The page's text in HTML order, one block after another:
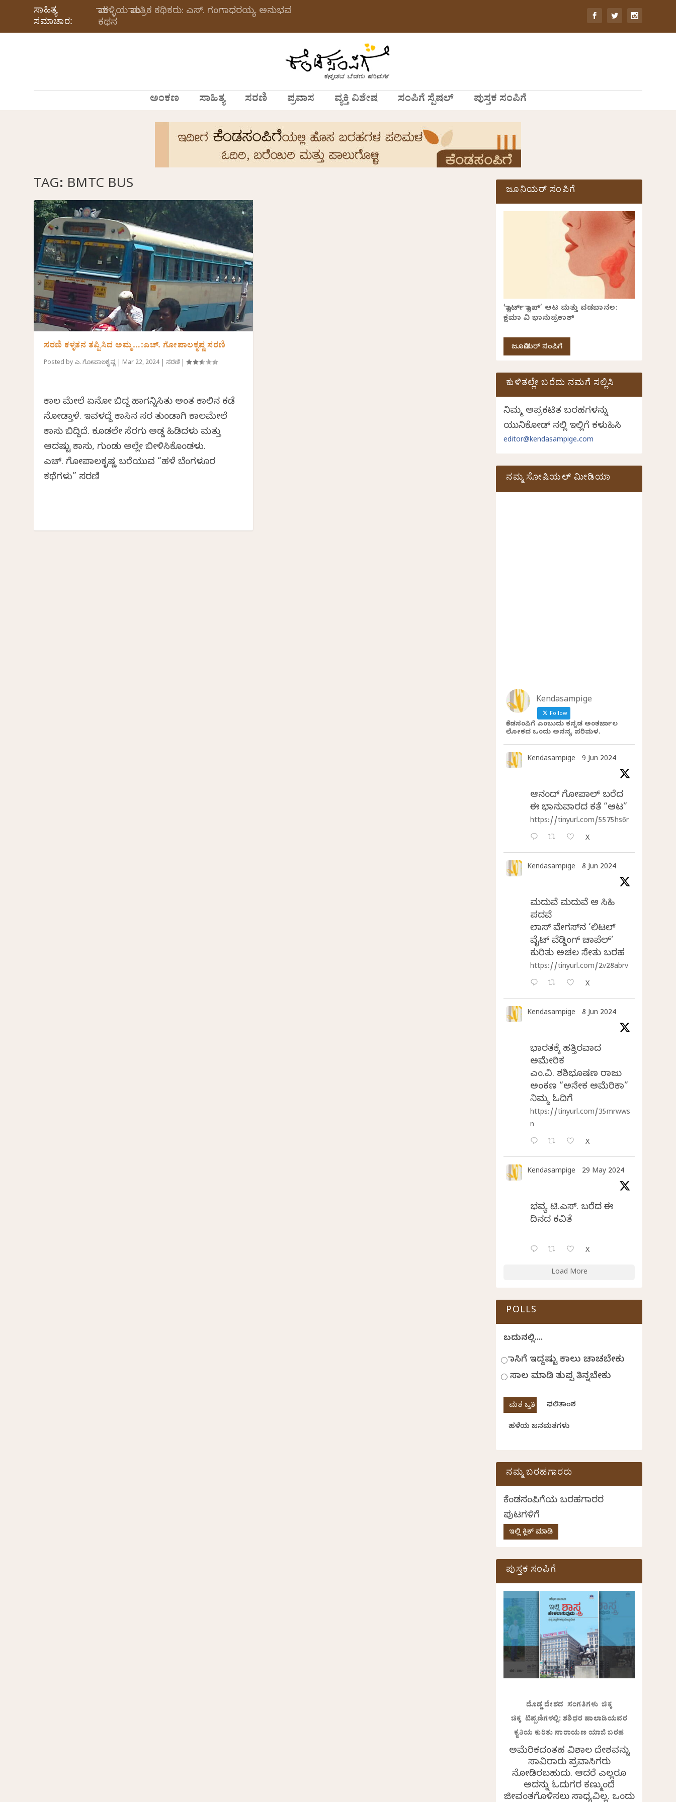
ಸಾಹಿತ್ಯ
ಸಮಾಚಾರ:
ಮಾಕಳ್ಳಿಯ ಮಾಂತ್ರಿಕ ಕಥಿಕರು: ಎಸ್. ಗಂಗಾಧರಯ್ಯ ಅನುಭವ
ಕಥನ
ಅಂಕಣ ಸಾಹಿತ್ಯ ಸರಣಿ ಪ್ರವಾಸ ವ್ಯಕ್ತಿ ವಿಶೇಷ ಸಂಪಿಗೆ ಸ್ಪೆಷಲ್ ಪುಸ್ತಕ ಸಂಪಿಗೆ
TAG: BMTC BUS
ಸರಣಿ ಕಳ್ಳತನ ತಪ್ಪಿಸಿದ ಅಮ್ಮ…:ಎಚ್. ಗೋಪಾಲಕೃಷ್ಣ ಸರಣಿ
Posted by ಎಚ್. ಗೋಪಾಲಕೃಷ್ಣ| Mar 22, 2024 ಸರಣಿ |
ಕಾಲ ಮೇಲೆ ಏನೋ ಬಿದ್ದ ಹಾಗನ್ನಿಸಿತು ಅಂತ ಕಾಲಿನ ಕಡೆ
ನೋಡ್ತಾಳೆ. ಇವಳದ್ದೆ ಕಾಸಿನ ಸರ ತುಂಡಾಗಿ ಕಾಲಮೇಲೆ
ಕಾಸು ಬಿದ್ದಿದೆ. ಕೂಡಲೇ ಸೆರಗು ಅಡ್ಡ ಹಿಡಿದಳು ಮತ್ತು
ಆದಷ್ಟು ಕಾಸು, ಗುಂಡು ಅಲ್ಲೇ ಬೀಳಿಸಿಕೊಂಡಳು.
ಎಚ್. ಗೋಪಾಲಕೃಷ್ಣ ಬರೆಯುವ “ಹಳೆ ಬೆಂಗಳೂರ
ಕಥೆಗಳು” ಸರಣಿ
ಜೂನಿಯರ್ ಸಂಪಿಗೆ
‘ಸ್ಟಾರ್ಟ್ ಸ್ಟಾಪ್’ ಆಟ ಮತ್ತು ವಡಬಾನಲ:
ಕ್ಷಮಾ ವಿ ಭಾನುಪ್ರಕಾಶ್
ಜೂನಿಯರ್ ಸಂಪಿಗೆ
ಕುಳಿತಲ್ಲೇ ಬರೆದು ನಮಗೆ ಸಲ್ಲಿಸಿ
ನಿಮ್ಮ ಅಪ್ರಕಟಿತ ಬರಹಗಳನ್ನು
ಯುನಿಕೋಡ್ ನಲ್ಲಿ ಇಲ್ಲಿಗೆ ಕಳುಹಿಸಿ
editor@kendasampige.com
ನಮ್ಮ ಸೋಷಿಯಲ್‌ ಮೀಡಿಯಾ
Kendasampige
Follow
ಕೆಂಡಸಂಪಿಗೆ ಎಂಬುದು ಕನ್ನಡ ಅಂತರ್ಜಾಲ
ಲೋಕದ ಒಂದು ಅನನ್ಯ ಪರಿಮಳ.
Kendasampige 9 Jun 2024
ಆನಂದ್‌ ಗೋಪಾಲ್‌ ಬರೆದ
ಈ ಭಾನುವಾರದ ಕತೆ “ಆಟ”
https://tinyurl.com/5575hs6r
X
Kendasampige 8 Jun 2024
ಮದುವೆ ಮದುವೆ ಆ ಸಿಹಿ
ಪದವೆ
ಲಾಸ್‌ ವೇಗಸ್‌ನ ‘ಲಿಟಲ್
ವೈಟ್ ವೆಡ್ಡಿಂಗ್ ಚಾಪೆಲ್’
ಕುರಿತು ಅಚಲ ಸೇತು ಬರಹ
https://tinyurl.com/2v28abrv
X
Kendasampige 8 Jun 2024
ಭಾರತಕ್ಕೆ ಹತ್ತಿರವಾದ
ಅಮೇರಿಕ
ಎಂ.ವಿ. ಶಶಿಭೂಷಣ ರಾಜು
ಅಂಕಣ “ಅನೇಕ ಅಮೆರಿಕಾ”
ನಿಮ್ಮ ಓದಿಗೆ
https://tinyurl.com/35mrwws
n
X
Kendasampige 29 May 2024
ಭವ್ಯ ಟಿ.ಎಸ್. ಬರೆದ ಈ
ದಿನದ ಕವಿತೆ
X
Load More
POLLS
ಬದುಕಿನಲ್ಲಿ....
ಹಾಸಿಗೆ ಇದ್ದಷ್ಟು ಕಾಲು ಚಾಚಬೇಕು
ಸಾಲ ಮಾಡಿ ತುಪ್ಪ ತಿನ್ನಬೇಕು
ಫಲಿತಾಂಶ
ಹಳೆಯ ಜನಮತಗಳು
ನಮ್ಮ ಬರಹಗಾರರು
ಕೆಂಡಸಂಪಿಗೆಯ ಬರಹಗಾರರ
ಪುಟಗಳಿಗೆ
ಇಲ್ಲಿ ಕ್ಲಿಕ್ ಮಾಡಿ
ಪುಸ್ತಕ ಸಂಪಿಗೆ
ದೊಡ್ಡ ದೇಶದ ಸಂಗತಿಗಳು ಚಿಕ್ಕ
ಚಿಕ್ಕ ಟಿಪ್ಪಣಿಗಳಲ್ಲಿ: ಶಶಿಧರ ಹಾಲಾಡಿಯವರ
ಕೃತಿಯ ಕುರಿತು ನಾರಾಯಣ ಯಾಜಿ ಬರಹ
ಅಮೆರಿಕದಂತಹ ವಿಶಾಲ ದೇಶವನ್ನು
ಸಾವಿರಾರು ಪ್ರವಾಸಿಗರು
ನೋಡಿರಬಹುದು. ಆದರೆ ಎಲ್ಲರೂ
ಅದನ್ನು ಓದುಗರ ಕಣ್ಮುಂದೆ
ಜೀವಂತಗೊಳಿಸಲು ಸಾಧ್ಯವಿಲ್ಲ. ಒಂದು